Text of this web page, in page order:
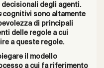
degli agenti.
cognitivi sono altamente
di principali
delle regole a cui
a queste regole.
il modello
a cui fa riferimento